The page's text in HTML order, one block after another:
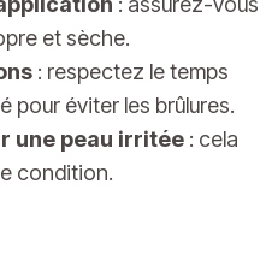
et sèche.
: respectez le temps
pour éviter les brûlures.
une peau irritée : cela
condition.